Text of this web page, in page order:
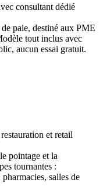
consultant dédié
paie, destiné aux PME
tout inclus avec
aucun essai gratuit.
et retail
pointage et la
tournantes :
salles de